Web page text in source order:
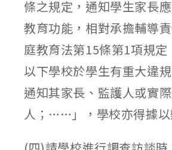
條之規定，通知學生家長
教育功能，相對承擔輔導
庭教育法第15條第1項規
以下學校於學生有重大違
通知其家長、監護人或實
人；……」，學校亦得據以